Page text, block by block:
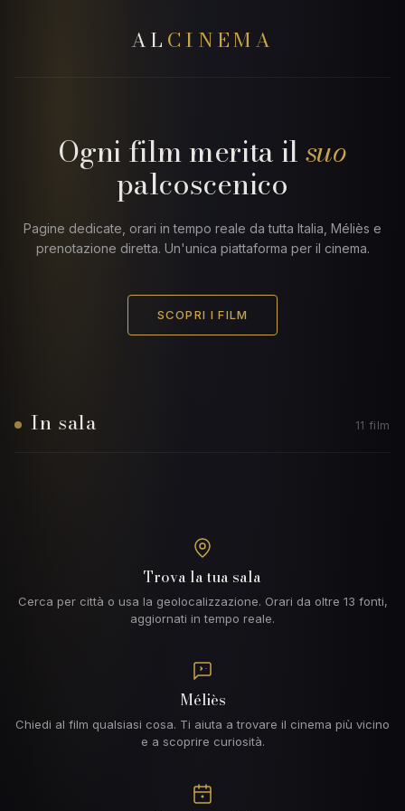
AL CINEMA
Ogni film merita ilsuo
palcoscenico
Pagine dedicate, orari in tempo reale da tutta Italia, Méliès e
prenotazione diretta. Un'unica piattaforma per il cinema.
SCOPRI I FILM
In sala 11 film
Trova la tua sala
Cerca per città o usa la geolocalizzazione. Orari da oltre 13 fonti,
aggiornati in tempo reale.
Méliès
Chiedi al film qualsiasi cosa. Ti aiuta a trovare il cinema più vicino
e a scoprire curiosità.